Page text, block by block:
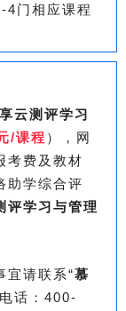
4门相应课程
云测评学习
/课程 ），网
考费及教材
助学综合评
评学习与管理
宜请联系“慕
话：400-